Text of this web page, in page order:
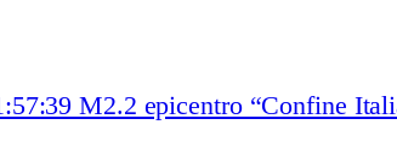
M2.2 epicentro “Confine